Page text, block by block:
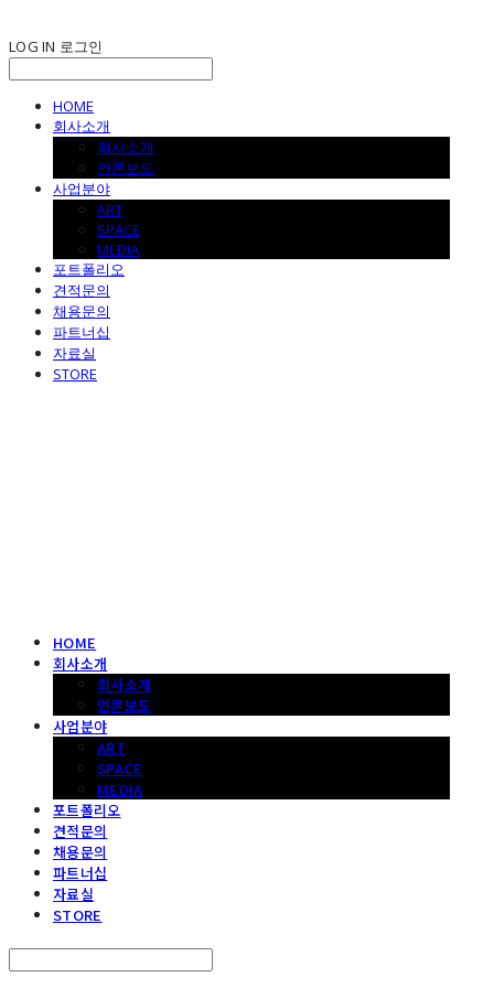
LOG IN 로그인
HOME
회사소개
회사소개
언론보도
사업분야
ART
SPACE
MEDIA
포트폴리오
견적문의
채용문의
파트너십
자료실
STORE
HOME
회사소개
회사소개
언론보도
사업분야
ART
SPACE
MEDIA
포트폴리오
견적문의
채용문의
파트너십
자료실
STORE